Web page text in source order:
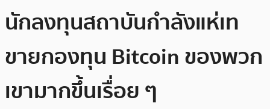
นักลงทุนสถาบันกำลังแห่เท
ขายกองทุน Bitcoin ของพวก
เขามากขึ้นเรื่อย ๆ